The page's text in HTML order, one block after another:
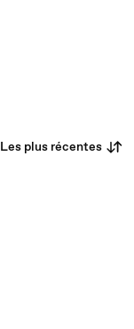
Les plus récentes